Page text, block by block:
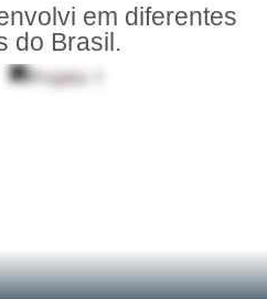
em diferentes
do Brasil.